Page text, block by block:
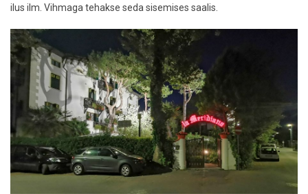
ilus ilm. Vihmaga tehakse seda sisemises saalis.